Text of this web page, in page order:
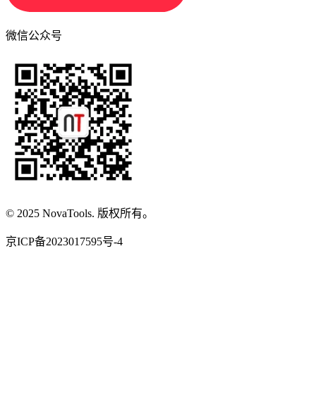
微信公众号
© 2025 NovaTools. 版权所有。
京ICP备2023017595号-4